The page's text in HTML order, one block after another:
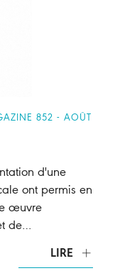
852 - AOÛT
d'une
ont permis en
œuvre
de…
LIRE